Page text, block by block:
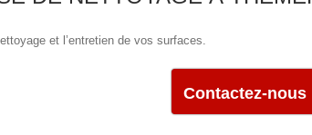
et l’entretien de vos surfaces.
Contactez-nous